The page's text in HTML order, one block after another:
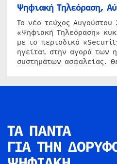
Ψηφιακή Τηλεόραση,
Το νέο τεύχος Αυγούστου
«Ψηφιακή Τηλεόραση»
με το περιοδικό
ηγείται στην αγορά των
συστημάτων ασφαλείας.
ΤΑ ΠΑΝΤΑ
ΓΙΑ ΤΗΝ